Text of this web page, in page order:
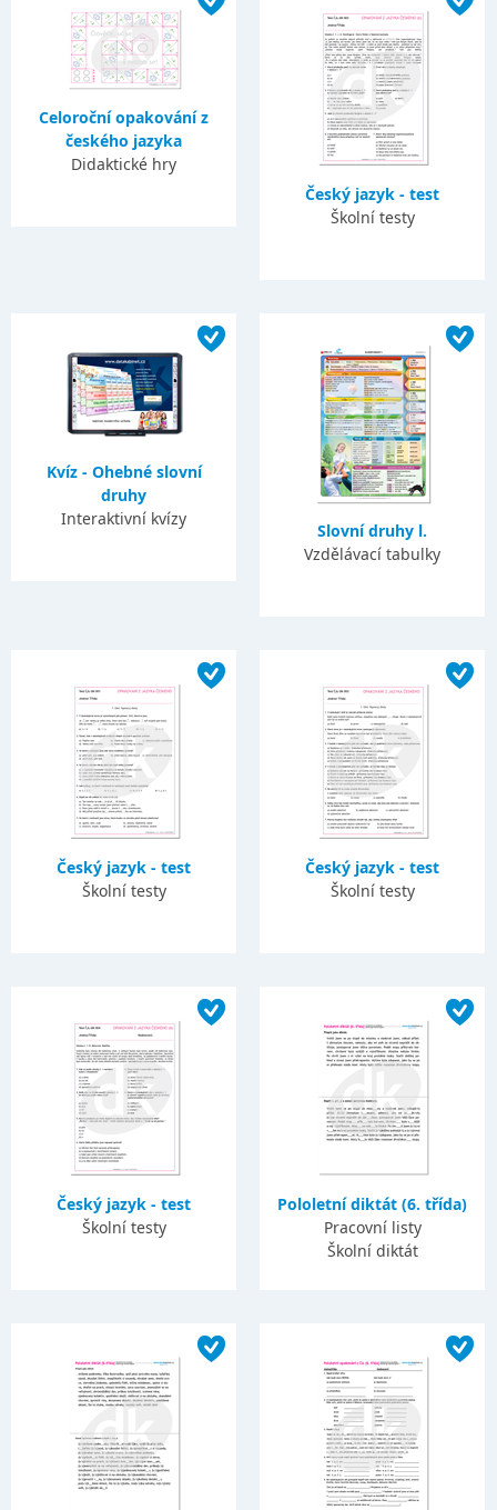
Celoroční opakování z
českého jazyka
Didaktické hry
Český jazyk - test
Školní testy
Kvíz - Ohebné slovní
druhy
Interaktivní kvízy
Slovní druhy l.
Vzdělávací tabulky
Český jazyk - test
Školní testy
Český jazyk - test
Školní testy
Český jazyk - test
Školní testy
Pololetní diktát (6. třída)
Pracovní listy
Školní diktát